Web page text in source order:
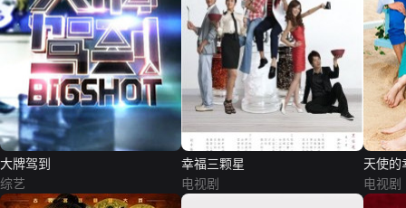
大牌驾到
综艺
幸福三颗星
电视剧
天使的
电视剧